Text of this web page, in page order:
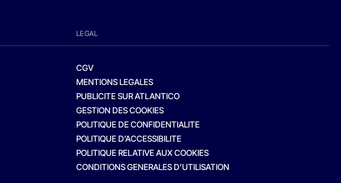
LEGAL
CGV
MENTIONS LEGALES
PUBLICITE SUR ATLANTICO
GESTION DES COOKIES
POLITIQUE DE CONFIDENTIALITE
POLITIQUE D’ACCESSIBILITE
POLITIQUE RELATIVE AUX COOKIES
CONDITIONS GENERALES D’UTILISATION